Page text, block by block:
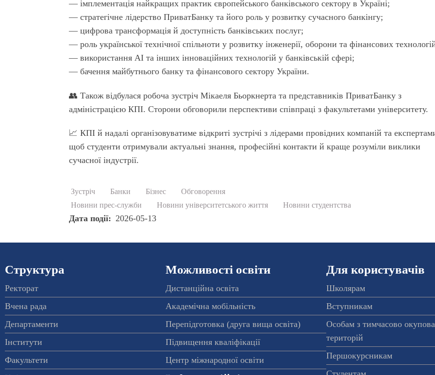
— імплементація найкращих практик європейського банківського сектору в Україні;
— стратегічне лідерство ПриватБанку та його роль у розвитку сучасного банкінгу;
— цифрова трансформація й доступність банківських послуг;
— роль української технічної спільноти у розвитку інженерії, оборони та фінансових
— використання AI та інших інноваційних технологій у банківській сфері;
— бачення майбутнього банку та фінансового сектору України.
👥 Також відбулася робоча зустріч Мікаеля Бьоркнерта та представників ПриватБанку з
адміністрацією КПІ. Сторони обговорили перспективи співпраці з факультетами університету.
📈 КПІ й надалі організовуватиме відкриті зустрічі з лідерами провідних компаній та
щоб студенти отримували актуальні знання, професійні контакти й краще розуміли виклики
сучасної індустрії.
Зустріч Банки Бізнес
Обговорення
Новини прес-служби
Новини університетського життя Новини студентства
Дата події 2026-05-13
Структура
Ректорат
Вчена рада
Департаменти
Інститути
Факультети
Можливості освіти
Дистанційна освіта
Академічна мобільність
Перепідготовка (друга вища освіта)
Підвищення кваліфікації
Центр міжнародної освіти
Для користувачів
Школярам
Вступникам
Особам з тимчасово
територій
Першокурсникам